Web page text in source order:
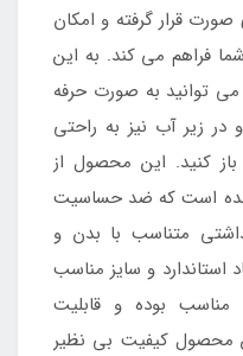
قرار گرفته و امکان
فراهم می کند. به این
توانید به صورت حرفه
زیر آب نیز به راحتی
کنید. این محصول از
شده است که ضد حساسیت
متناسب با بدن و
و سایز مناسب
مناسب بوده و قابلیت
محصول کیفیت بی نظیر